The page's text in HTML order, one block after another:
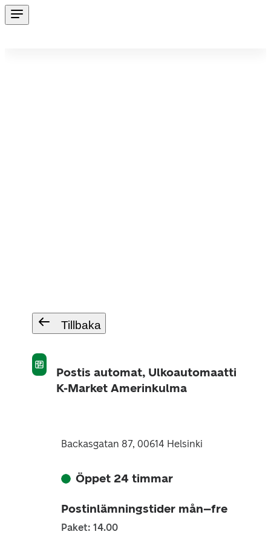
Tillbaka
Postis automat, Ulkoautomaatti
K-Market Amerinkulma
Backasgatan 87, 00614 Helsinki
Öppet 24 timmar
Postinlämningstider mån–fre
Paket: 14.00